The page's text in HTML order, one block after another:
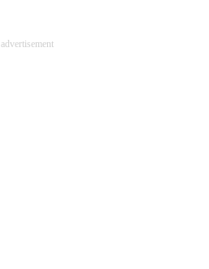
advertisement